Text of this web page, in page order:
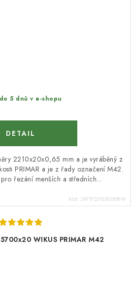
do 5 dnů v e-shopu
2210x20x0,65 mm a je vyráběný z
PRIMAR a je z řady označení M42.
řezání menších a středních...
Kód: 2971P2210200508W
WIKUS PRIMAR M42